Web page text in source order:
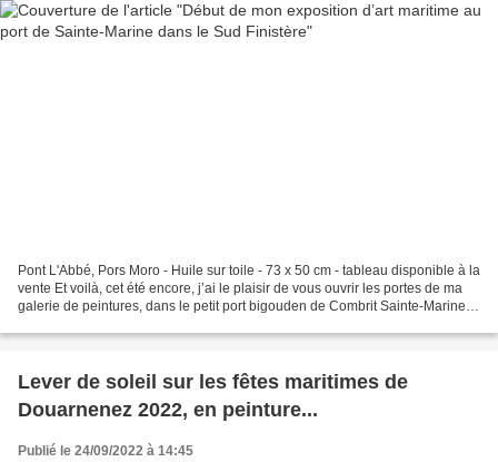
Pont L'Abbé, Pors Moro - Huile sur toile - 73 x 50 cm - tableau disponible à la
vente Et voilà, cet été encore, j’ai le plaisir de vous ouvrir les portes de ma
galerie de peintures, dans le petit port bigouden de Combrit Sainte-Marine
Lever de soleil sur les fêtes maritimes de
Douarnenez 2022, en peinture...
Publié le 24/09/2022 à 14:45